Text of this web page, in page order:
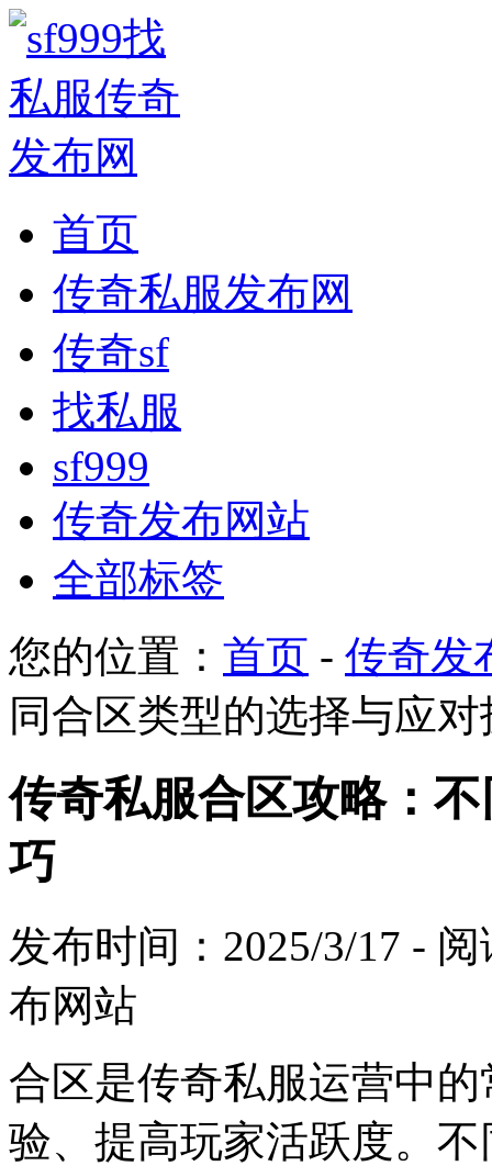
首页
传奇私服发布网
传奇sf
找私服
sf999
传奇发布网站
全部标签
您的位置： 首页 - 传奇发
同合区类型的选择与应对
传奇私服合区攻略：
巧
发布时间：2025/3/17 -
布网站
合区是传奇私服运营中
验、提高玩家活跃度。